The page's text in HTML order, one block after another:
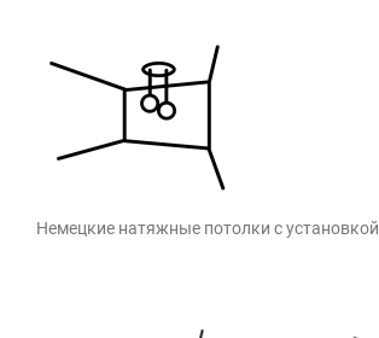
Немецкие натяжные потолки с установкой